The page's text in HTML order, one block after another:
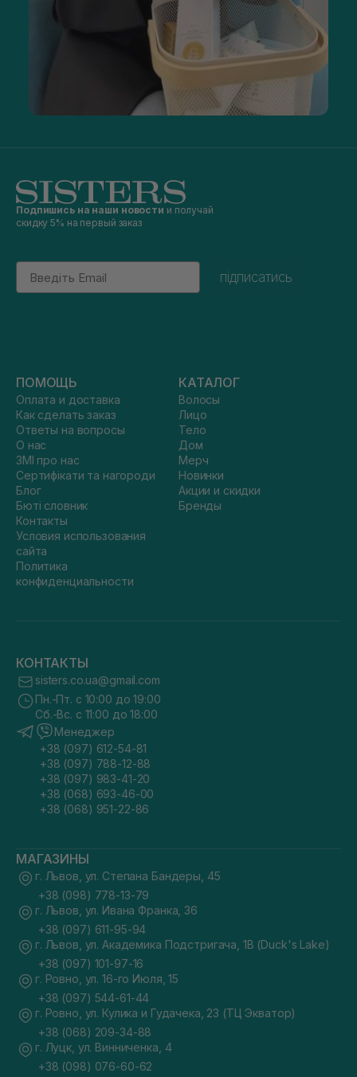
Подпишись на наши новости и получай
скидку 5% на первый заказ
Email
підписатись
ПОМОЩЬ
Оплата и доставка
Как сделать заказ
Ответы на вопросы
О нас
ЗМІ про нас
Сертифікати та нагороди
Блог
Бюті словник
Контакты
Условия использования
сайта
Политика
конфиденциальности
КАТАЛОГ
Волосы
Лицо
Тело
Дом
Мерч
Новинки
Акции и скидки
Бренды
КОНТАКТЫ
sisters.co.ua@gmail.com
Пн.-Пт. с 10:00 до 19:00
Сб.-Вс. с 11:00 до 18:00
Менеджер
+38 (097) 612-54-81
+38 (097) 788-12-88
+38 (097) 983-41-20
+38 (068) 693-46-00
+38 (068) 951-22-86
МАГАЗИНЫ
г. Львов, ул. Степана Бандеры, 45
+38 (098) 778-13-79
г. Львов, ул. Ивана Франка, 36
+38 (097) 611-95-94
г. Львов, ул. Академика Подстригача, 1В (Duck's Lake)
+38 (097) 101-97-16
г. Ровно, ул. 16-го Июля, 15
+38 (097) 544-61-44
г. Ровно, ул. Кулика и Гудачека, 23 (ТЦ Экватор)
+38 (068) 209-34-88
г. Луцк, ул. Винниченка, 4
+38 (098) 076-60-62